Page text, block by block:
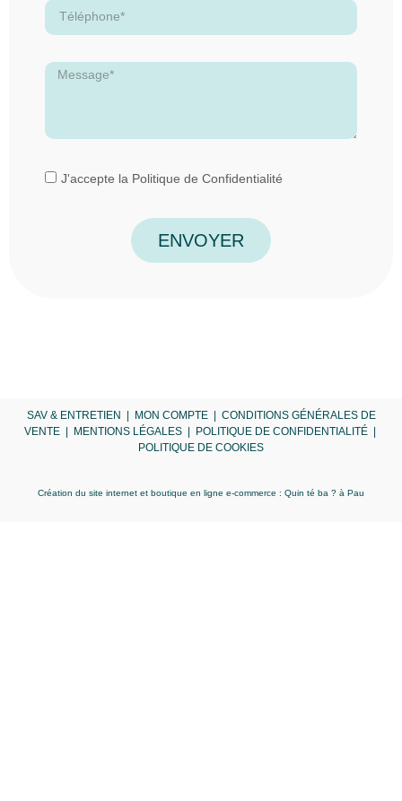
J'accepte la Politique de Confidentialité
ENVOYER
SAV & ENTRETIEN | MON COMPTE| CONDITIONS GÉNÉRALES DE
VENTE| MENTIONS LÉGALES| POLITIQUE DE CONFIDENTIALITÉ|
POLITIQUE DE COOKIES
Création du site internet et boutique en ligne e-commerce : Quin té ba ? à Pau